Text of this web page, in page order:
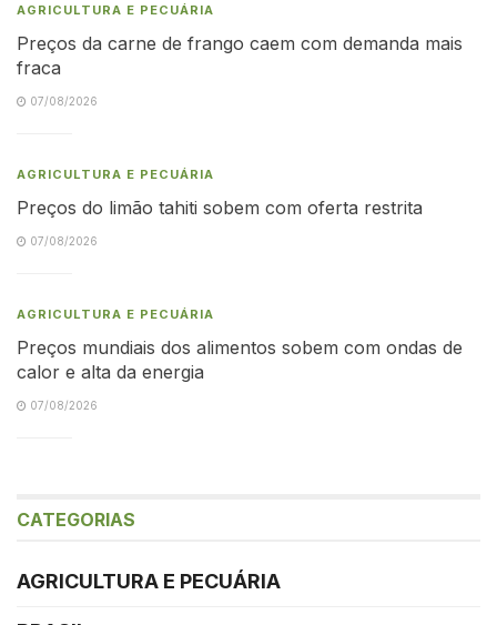
AGRICULTURA E PECUÁRIA
Preços da carne de frango caem com demanda mais
fraca
07/08/2026
AGRICULTURA E PECUÁRIA
Preços do limão tahiti sobem com oferta restrita
07/08/2026
AGRICULTURA E PECUÁRIA
Preços mundiais dos alimentos sobem com ondas de
calor e alta da energia
07/08/2026
CATEGORIAS
AGRICULTURA E PECUÁRIA